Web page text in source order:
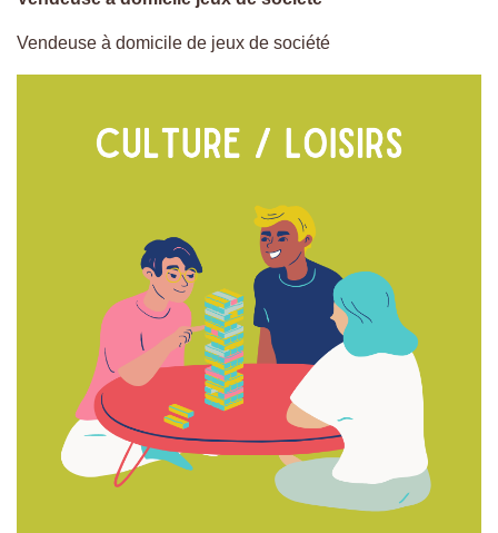
Vendeuse à domicile de jeux de société